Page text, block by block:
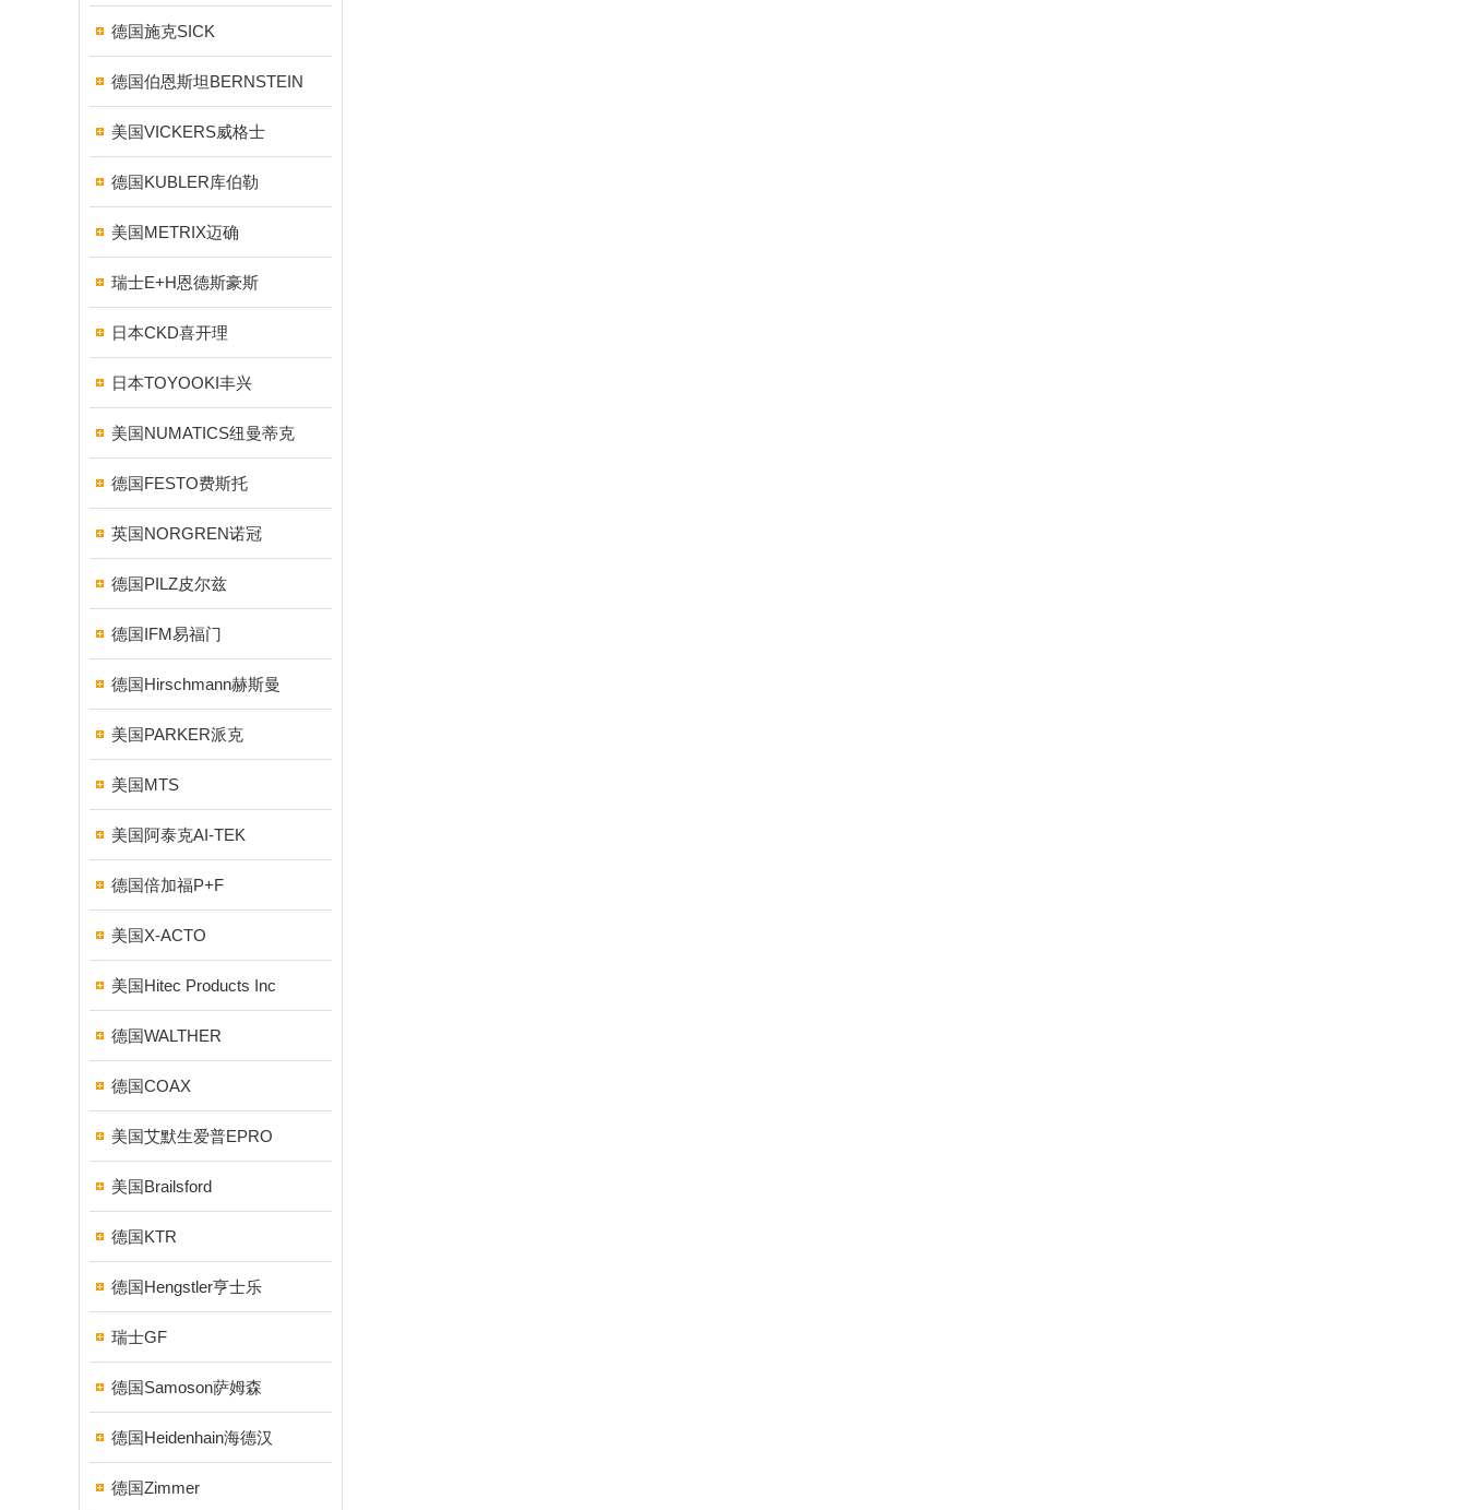
德国施克SICK
德国伯恩斯坦BERNSTEIN
美国VICKERS威格士
德国KUBLER库伯勒
美国METRIX迈确
瑞士E+H恩德斯豪斯
日本CKD喜开理
日本TOYOOKI丰兴
美国NUMATICS纽曼蒂克
德国FESTO费斯托
英国NORGREN诺冠
德国PILZ皮尔兹
德国IFM易福门
德国Hirschmann赫斯曼
美国PARKER派克
美国MTS
美国阿泰克AI-TEK
德国倍加福P+F
美国X-ACTO
美国Hitec Products Inc
德国WALTHER
德国COAX
美国艾默生爱普EPRO
美国Brailsford
德国KTR
德国Hengstler亨士乐
瑞士GF
德国Samoson萨姆森
德国Heidenhain海德汉
德国Zimmer